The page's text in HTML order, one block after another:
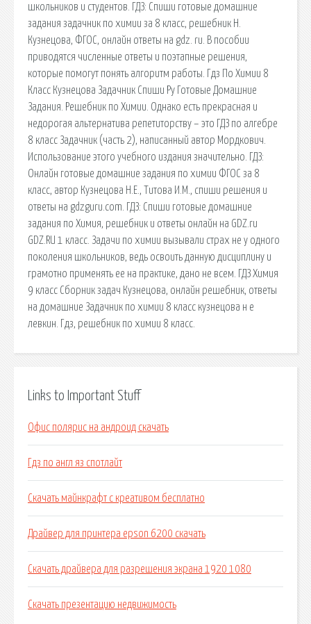
школьников и студентов. ГДЗ: Спиши готовые домашние
задания задачник по химии за 8 класс, решебник Н.
Кузнецова, ФГОС, онлайн ответы на gdz. ru. В пособии
приводятся численные ответы и поэтапные решения,
которые помогут понять алгоритм работы. Гдз По Химии 8
Класс Кузнецова Задачник Спиши Ру Готовые Домашние
Задания. Решебник по Химии. Однако есть прекрасная и
недорогая альтернатива репетиторству – это ГДЗ по алгебре
8 класс Задачник (часть 2), написанный автор Мордкович.
Использование этого учебного издания значительно. ГДЗ:
Онлайн готовые домашние задания по химии ФГОС за 8
класс, автор Кузнецова Н.Е., Титова И.М., спиши решения и
ответы на gdzguru.com. ГДЗ: Спиши готовые домашние
задания по Химия, решебник и ответы онлайн на GDZ.ru
GDZ.RU 1 класс. Задачи по химии вызывали страх не у одного
поколения школьников, ведь освоить данную дисциплину и
грамотно применять ее на практике, дано не всем. ГДЗ Химия
9 класс Сборник задач Кузнецова, онлайн решебник, ответы
на домашние Задачник по химии 8 класс кузнецова н е
левкин. Гдз, решебник по химии 8 класс.
Links to Important Stuff
Офис полярис на андроид скачать
Гдз по англ яз спотлайт
Скачать майнкрафт с креативом бесплатно
Драйвер для принтера epson 6200 скачать
Скачать драйвера для разрешения экрана 1920 1080
Скачать презентацию недвижимость